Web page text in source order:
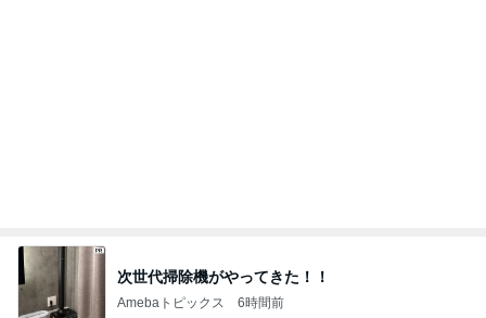
アレク 怒った妹からの数ヶ月無視